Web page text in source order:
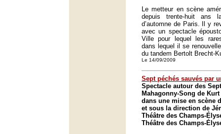
Le metteur en scène
depuis trente-huit ans
d’automne de Paris. Il y
avec un spectacle
Ville pour lequel les
dans lequel il se
du tandem Bertolt Brecht-
Le 14/09/2009
Sept péchés sauvés par
Spectacle autour des
Mahagonny-Song de
dans une mise en scène
et sous la direction de
Théâtre des Champs-
Théâtre des Champs-